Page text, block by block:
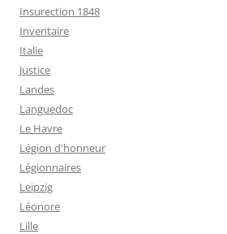
Insurection 1848
Inventaire
Italie
Justice
Landes
Languedoc
Le Havre
Légion d'honneur
Légionnaires
Leipzig
Léonore
Lille